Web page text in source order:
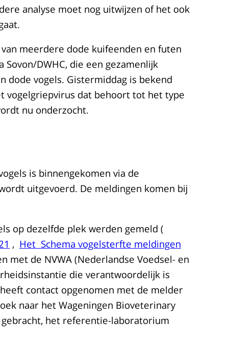
analyse moet nog uitwijzen of het ook
meerdere dode kuifeenden en futen
DWHC, die een gezamenlijk
dode vogels. Gistermiddag is bekend
vogelgriepvirus dat behoort tot het type
nu onderzocht.
is binnengekomen via de
uitgevoerd. De meldingen komen bij
op dezelfde plek werden gemeld (
, Het Schema vogelsterfte meldingen
met de NVWA (Nederlandse Voedsel- en
die verantwoordelijk is
contact opgenomen met de melder
naar het Wageningen Bioveterinary
gebracht, het referentie-laboratorium